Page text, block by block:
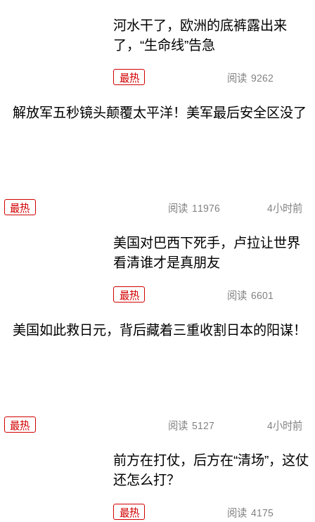
河水干了，欧洲的底裤露出来
了，“生命线”告急
最热 阅读 9262
解放军五秒镜头颠覆太平洋！美军最后安全区没了
最热 阅读 11976 4小时前
美国对巴西下死手，卢拉让世界
看清谁才是真朋友
最热 阅读 6601
美国如此救日元，背后藏着三重收割日本的阳谋！
最热 阅读 5127 4小时前
前方在打仗，后方在“清场”，这仗
还怎么打？
最热 阅读 4175